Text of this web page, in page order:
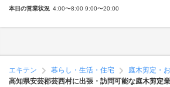
本日の営業状況 4:00〜8:00 9:00〜20:00
エキテン 暮らし・生活・住宅
庭木剪定・
高知県安芸郡芸西村に出張・訪問可能な庭木剪定